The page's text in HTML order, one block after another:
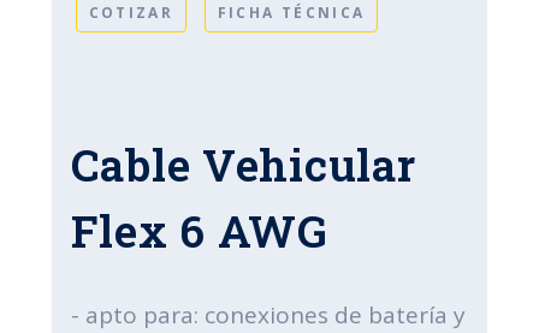
COTIZAR FICHA TÉCNICA
Cable Vehicular
Flex 6 AWG
- apto para: conexiones de batería y